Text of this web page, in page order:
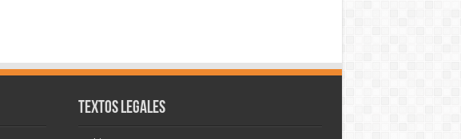
Textos legales